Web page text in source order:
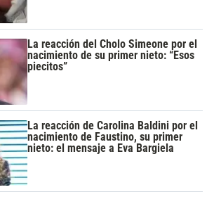
La reacción del Cholo Simeone por el
nacimiento de su primer nieto: “Esos
piecitos”
La reacción de Carolina Baldini por el
nacimiento de Faustino, su primer
nieto: el mensaje a Eva Bargiela